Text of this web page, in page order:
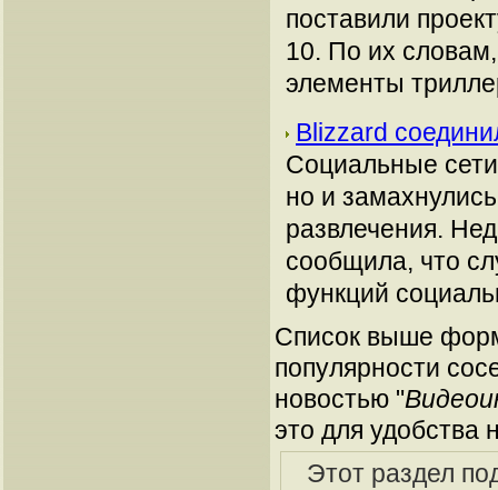
поставили
10. По их
элементы
Blizzard
Социальные
но и
развлечения.
сообщила, что
функций
Список выше
популярности
новостью "
это для удобства
Этот раздел